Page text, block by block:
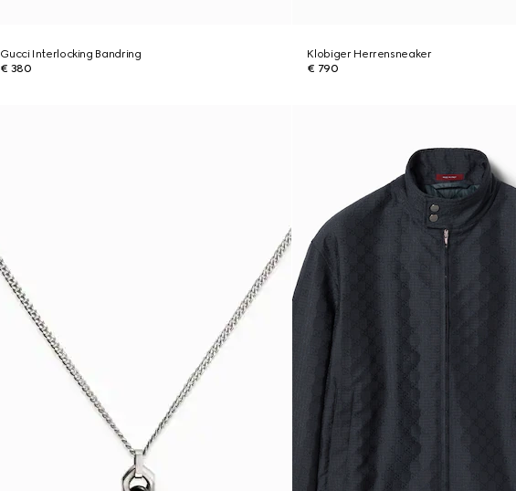
Gucci Interlocking Bandring
€ 380
Klobiger Herrensneaker
€ 790